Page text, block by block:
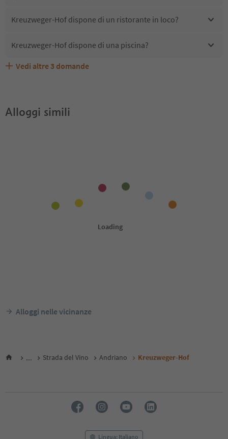
Kreuzweger-Hof dispone di un ristorante in loco?
Kreuzweger-Hof dispone di una piscina?
Kreuzweger-Hof accetta animali domestici?
Quali servizi/attività sono disponibili presso
Gli ospiti di Kreuzweger-Hof ricevono l'Alto Adige Guest
Vedi altre 3 domande
Alloggi simili
Alloggi nelle vicinanze
... Strada del Vino Andriano Kreuzweger-Hof
Lingua: Italiano